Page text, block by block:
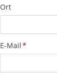
Ort
Pflichtfeld
E-Mail*